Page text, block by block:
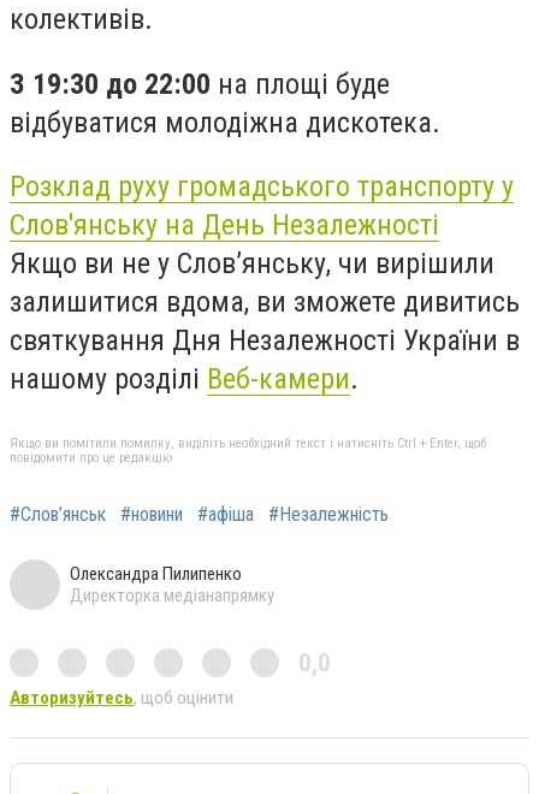
колективів.
З 19:30 до 22:00 на площі буде
відбуватися молодіжна дискотека.
Розклад руху громадського транспорту у
Слов'янську на День Незалежності
Якщо ви не у Слов’янську, чи вирішили
залишитися вдома, ви зможете дивитись
святкування Дня Незалежності України в
нашому розділі Веб-камери.
Якщо ви помітили помилку, виділіть необхідний текст і натисніть Ctrl + Enter, щоб
повідомити про це редакцію
#Слов’янськ #новини #афіша #Незалежність
Олександра Пилипенко
Директорка медіанапрямку
0,0
Авторизуйтесь, щоб оцінити